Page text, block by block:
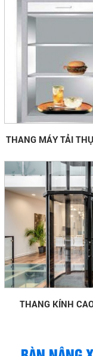
THANG MÁY TẢI
THANG KÍNH